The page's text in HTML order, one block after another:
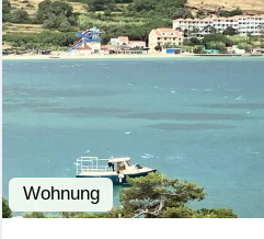
Wohnung